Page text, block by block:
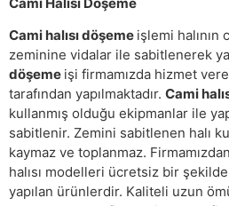
Cami halısı döşeme işlemi halının
zeminine vidalar ile sabitlenerek
döşeme işi firmamızda hizmet
tarafından yapılmaktadır. Cami
kullanmış olduğu ekipmanlar ile
sabitlenir. Zemini sabitlenen halı
kaymaz ve toplanmaz.
halısı modelleri ücretsiz bir
yapılan ürünlerdir. Kaliteli uzun